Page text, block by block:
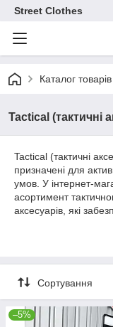
Street Clothes
Каталог товарів
Tactical (тактичні
Tactical (тактичні
призначені для
умов. У інтернет-
асортимент
аксесуарів, які
функціональність і
Сортування
–5%